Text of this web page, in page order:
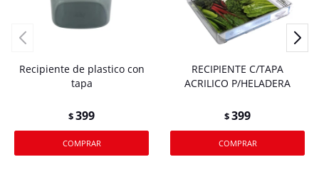
Recipiente de plastico con
tapa
$399
RECIPIENTE C/TAPA
ACRILICO P/HELADERA
$399